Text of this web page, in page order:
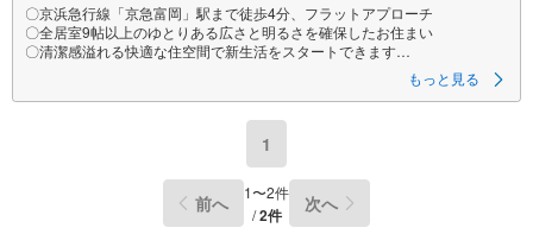
〇京浜急行線「京急富岡」駅まで徒歩4分、フラットアプローチ
〇全居室9帖以上のゆとりある広さと明るさを確保したお住まい
〇清潔感溢れる快適な住空間で新生活をスタートできます
「Yahoo！ 不動産 物件ご成約キャンペーン」の対象になります。
「資料をもらう」「見学予約をする」ボタンからお問い合わせください。
※必ずYahoo！ JAPAN IDでログインしてください。
※PayPayボーナスライトは出金と譲渡はできません。有効期限は付与日か
ーーーーーーーーーーーーーーーーーーーーーーーーーー
紹介金融機関/都市銀行
もっと見る
1
前へ 1〜2件
/2件 次へ